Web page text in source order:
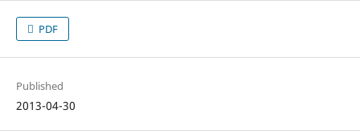
PDF
Published
2013-04-30